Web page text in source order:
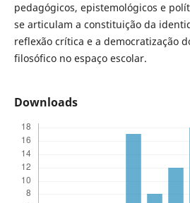
pedagógicos, epistemológicos e
se articulam a constituição da
reflexão crítica e a democratização
filosófico no espaço escolar.
Downloads